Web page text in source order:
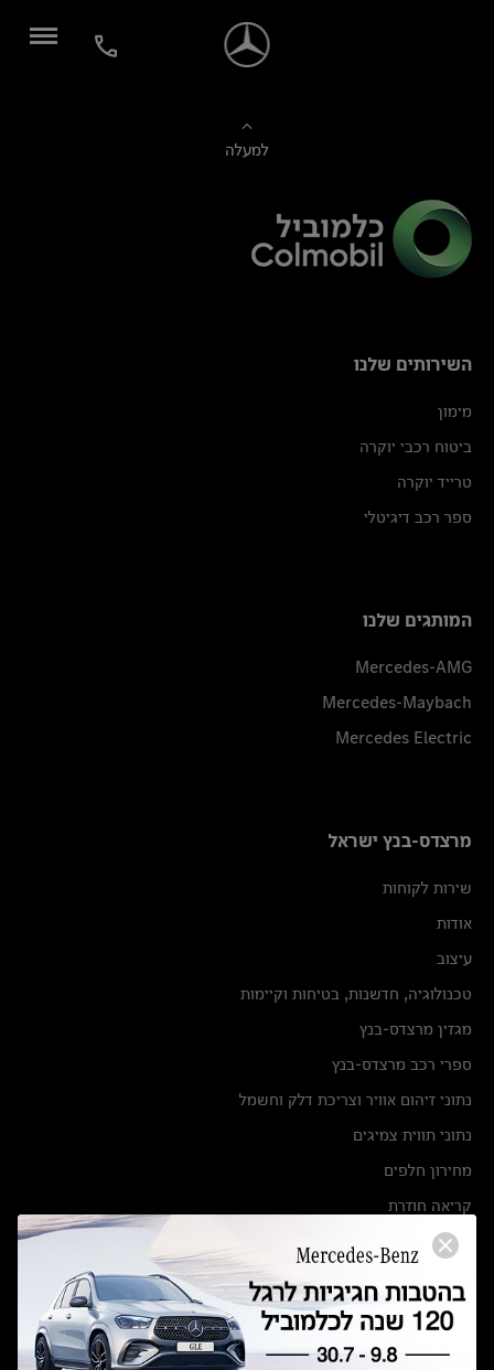
למעלה
השירותים שלנו
מימון
ביטוח רכבי יוקרה
טרייד יוקרה
ספר רכב דיגיטלי
המותגים שלנו
Mercedes-AMG
Mercedes-Maybach
Mercedes Electric
מרצדס-בנץ ישראל
שירות לקוחות
אודות
עיצוב
טכנולוגיה, חדשנות, בטיחות וקיימות
מגזין מרצדס-בנץ
ספרי רכב מרצדס-בנץ
נתוני זיהום אוויר וצריכת דלק וחשמל
נתוני תווית צמיגים
מחירון חלפים
קריאה חוזרת
הודעה על הטבות לרכבי מרצדס בהסדר פשרה בתצ 56447-02-19
תקנון ימי מכירות 120 לכלמוביל